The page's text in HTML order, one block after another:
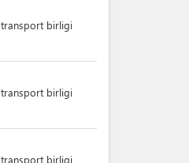
transport birligi
transport birligi
transport birligi